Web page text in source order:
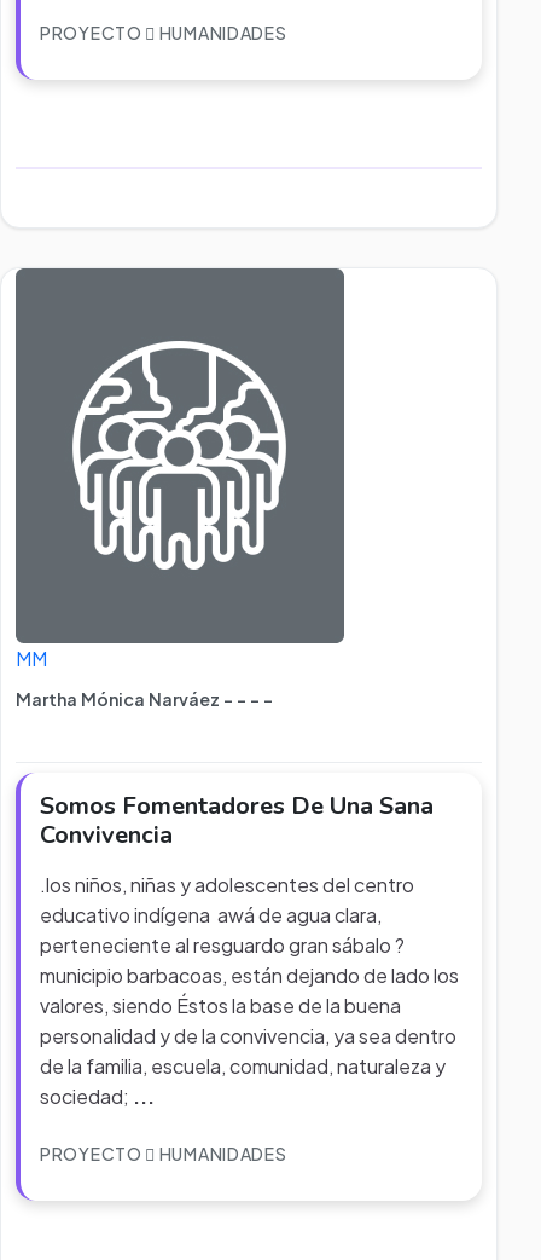
PROYECTO HUMANIDADES
MM
Martha Mónica Narváez - - - -
Somos Fomentadores De Una Sana
Convivencia
.los niños, niñas y adolescentes del centro
educativo indígena awá de agua clara,
perteneciente al resguardo gran sábalo ?
municipio barbacoas, están dejando de lado los
valores, siendo Éstos la base de la buena
personalidad y de la convivencia, ya sea dentro
de la familia, escuela, comunidad, naturaleza y
sociedad; ...
PROYECTO HUMANIDADES